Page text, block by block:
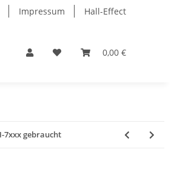
Impressum Hall-Effect
0,00 €
7xxx gebraucht